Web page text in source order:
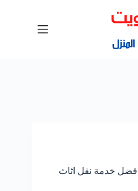
نقل عفش الظهر 50993766 افضل خدمة نقل اثاث